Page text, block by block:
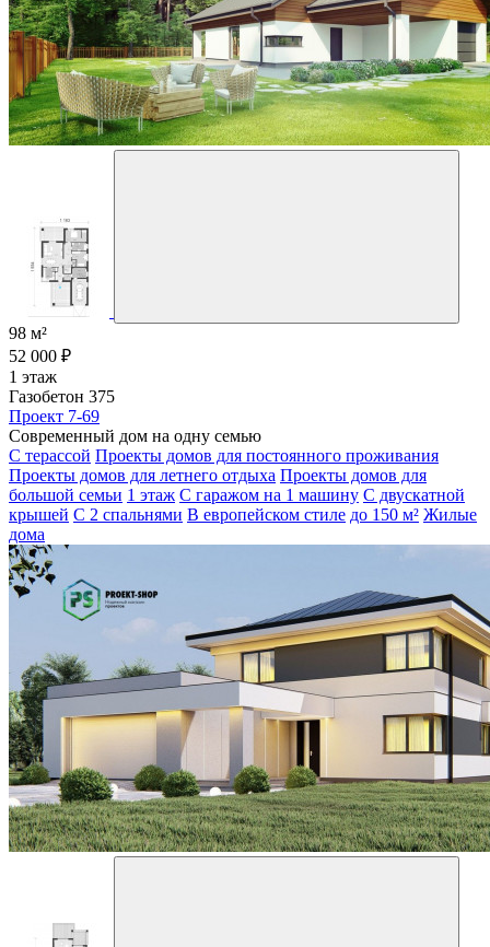
98 м²
52 000 ₽
1 этаж
Газобетон 375
Проект 7-69
Современный дом на одну семью
С терассой Проекты домов для постоянного проживания
Проекты домов для летнего отдыха Проекты домов для
большой семьи 1 этаж С гаражом на 1 машину С двускатной
крышей С 2 спальнями В европейском стиле до 150 м² Жилые
дома